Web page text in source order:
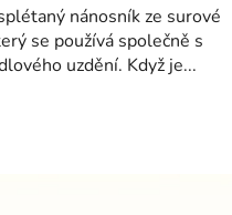
nánosník ze surové
se používá společně s
uzdění. Když je...